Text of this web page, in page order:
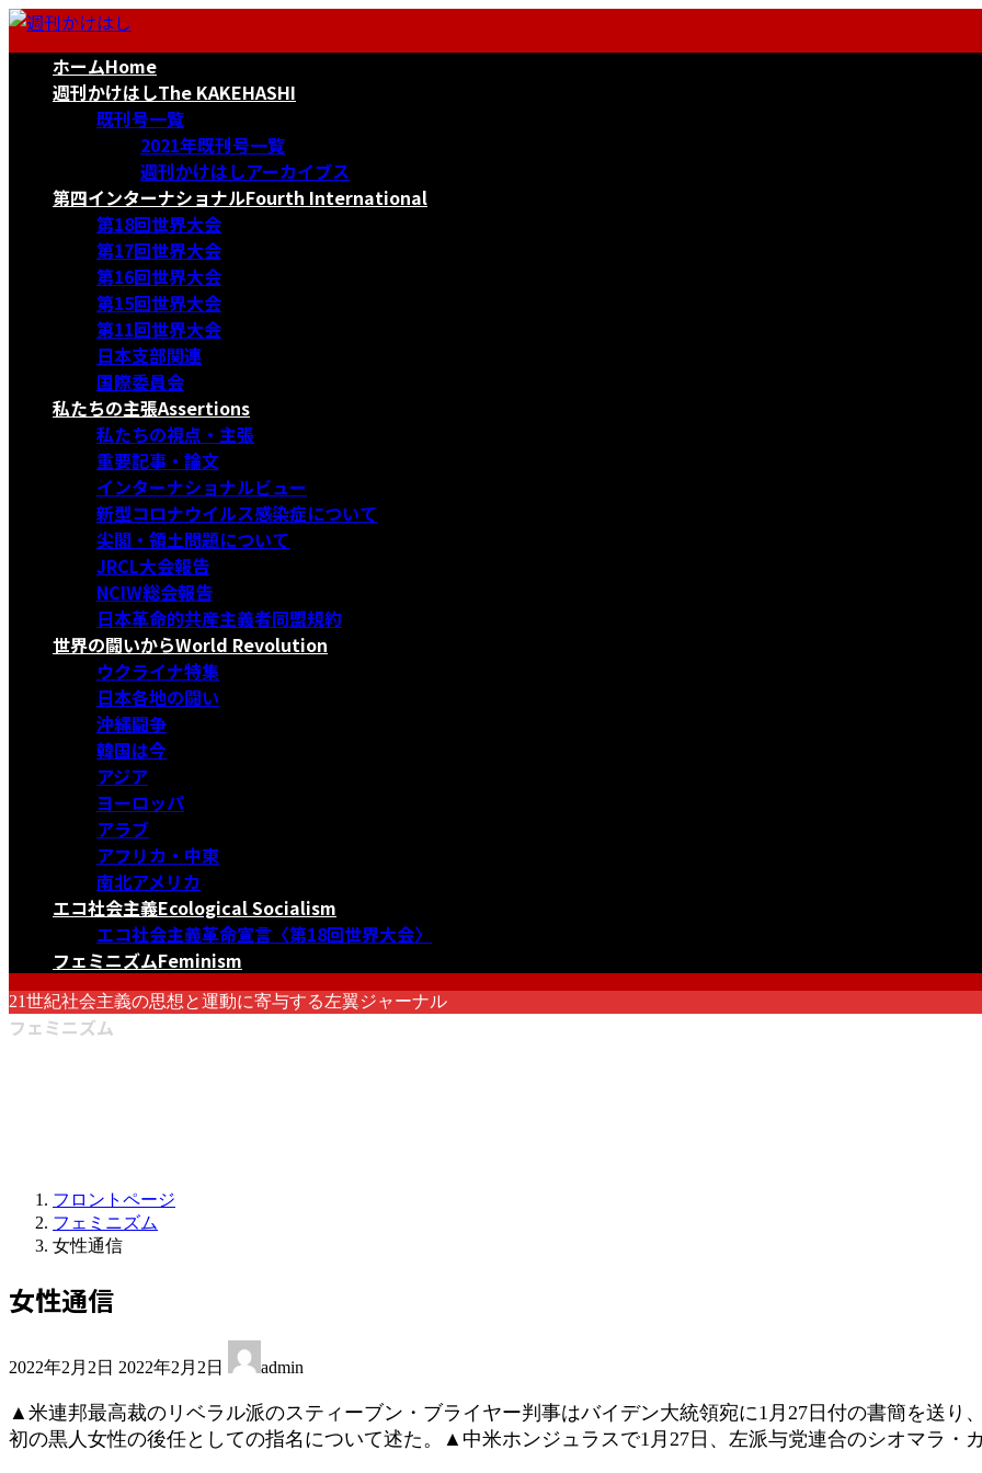
コ
ナ
ホームHome
週刊かけはしThe KAKEHASHI
既刊号一覧
2021年既刊号一覧
週刊かけはしアーカイブス
第四インターナショナルFourth International
第18回世界大会
第17回世界大会
第16回世界大会
第15回世界大会
第11回世界大会
日本支部関連
国際委員会
私たちの主張Assertions
私たちの視点・主張
重要記事・論文
インターナショナルビュー
新型コロナウイルス感染症について
尖閣・領土問題について
JRCL大会報告
NCIW総会報告
日本革命的共産主義者同盟規約
世界の闘いからWorld Revolution
ウクライナ特集
日本各地の闘い
沖縄闘争
韓国は今
アジア
ヨーロッパ
アラブ
アフリカ・中東
南北アメリカ
エコ社会主義Ecological Socialism
エコ社会主義革命宣言〈第18回世界大会〉
フェミニズムFeminism
21世紀社会主義の思想と運動に寄与する左翼ジャーナル
フェミニズム
フロントページ
フェミニズム
女性通信
女性通信
2022年2月2日 終
新
日
2022年2月2日 admin
▲米連邦最高裁のリベラル派のスティーブン・ブライヤー判事はバイデン大統領宛に1月27日付の書簡を送り
初の黒人女性の後任としての指名について述た。▲中米ホンジュラスで1月27日、左派与党連合のシオマラ・